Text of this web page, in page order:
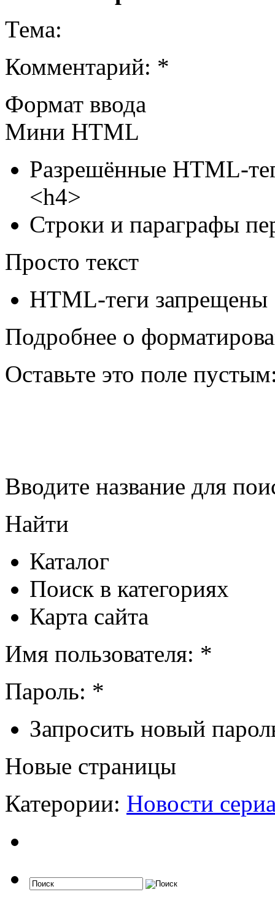
Тема:
Комментарий: *
Формат ввода
Мини HTML
Разрешённые HTML-
<h4>
Строки и параграфы
Просто текст
HTML-теги запрещены
Подробнее о
Оставьте это поле
Вводите название для
Найти
Каталог
Поиск в категориях
Карта сайта
Имя пользователя: *
Пароль: *
Запросить новый
Новые страницы
Катерории: Новости